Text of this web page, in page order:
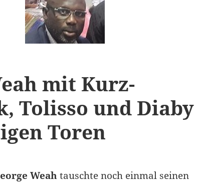
mit Kurz-
Tolisso und Diaby
Toren
Weahtauschte noch einmal seinen